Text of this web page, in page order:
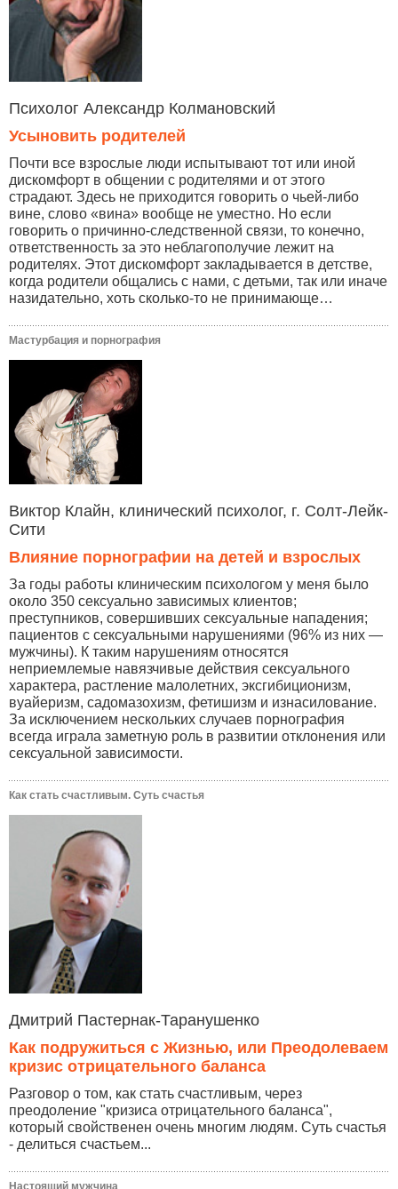
Психолог Александр Колмановский
Усыновить родителей
Почти все взрослые люди испытывают тот или иной
дискомфорт в общении с родителями и от этого
страдают. Здесь не приходится говорить о чьей-либо
вине, слово «вина» вообще не уместно. Но если
говорить о причинно-следственной связи, то конечно,
ответственность за это неблагополучие лежит на
родителях. Этот дискомфорт закладывается в детстве,
когда родители общались с нами, с детьми, так или иначе
назидательно, хоть сколько-то не принимающе…
Мастурбация и порнография
Виктор Клайн, клинический психолог, г. Солт-Лейк-
Сити
Влияние порнографии на детей и взрослых
За годы работы клиническим психологом у меня было
около 350 сексуально зависимых клиентов;
преступников, совершивших сексуальные нападения;
пациентов с сексуальными нарушениями (96% из них —
мужчины). К таким нарушениям относятся
неприемлемые навязчивые действия сексуального
характера, растление малолетних, эксгибиционизм,
вуайеризм, садомазохизм, фетишизм и изнасилование.
За исключением нескольких случаев порнография
всегда играла заметную роль в развитии отклонения или
сексуальной зависимости.
Как стать счастливым. Суть счастья
Дмитрий Пастернак-Таранушенко
Как подружиться с Жизнью, или Преодолеваем
кризис отрицательного баланса
Разговор о том, как стать счастливым, через
преодоление "кризиса отрицательного баланса",
который свойственен очень многим людям. Суть счастья
- делиться счастьем...